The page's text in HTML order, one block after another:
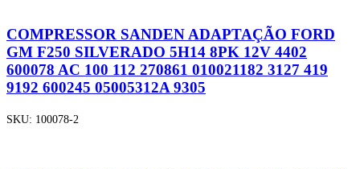
COMPRESSOR SANDEN ADAPTAÇÃO FORD
GM F250 SILVERADO 5H14 8PK 12V 4402
600078 AC 100 112 270861 010021182 3127 419
9192 600245 05005312A 9305
SKU: 100078-2